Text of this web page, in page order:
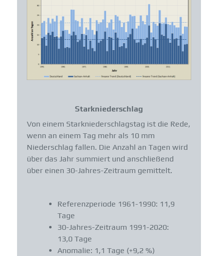
Starkniederschlag
Von einem Starkniederschlagstag ist die Rede,
wenn an einem Tag mehr als 10 mm
Niederschlag fallen. Die Anzahl an Tagen wird
über das Jahr summiert und anschließend
über einen 30-Jahres-Zeitraum gemittelt.
Referenzperiode 1961-1990: 11,9
Tage
30-Jahres-Zeitraum 1991-2020:
13,0 Tage
Anomalie: 1,1 Tage (+9,2 %)